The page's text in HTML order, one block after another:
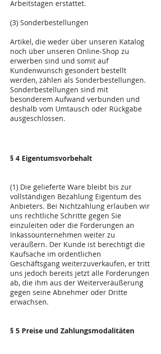
Arbeitstagen erstattet.
(3) Sonderbestellungen
Artikel, die weder über unseren Katalog
noch über unseren Online-Shop zu
erwerben sind und somit auf
Kundenwunsch gesondert bestellt
werden, zählen als Sonderbestellungen.
Sonderbestellungen sind mit
besonderem Aufwand verbunden und
deshalb vom Umtausch oder Rückgabe
ausgeschlossen.
§ 4 Eigentumsvorbehalt
(1) Die gelieferte Ware bleibt bis zur
vollständigen Bezahlung Eigentum des
Anbieters. Bei Nichtzahlung erlauben wir
uns rechtliche Schritte gegen Sie
einzuleiten oder die Forderungen an
Inkassounternehmen weiter zu
veräußern. Der Kunde ist berechtigt die
Kaufsache im ordentlichen
Geschäftsgang weiterzuverkaufen, er tritt
uns jedoch bereits jetzt alle Forderungen
ab, die ihm aus der Weiterveräußerung
gegen seine Abnehmer oder Dritte
erwachsen.
§ 5 Preise und Zahlungsmodalitäten